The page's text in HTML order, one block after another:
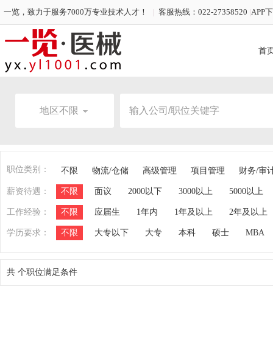
一览，致力于服务7000万专业技术人才！ | 客服热线：022-27358520 |APP
首
地区不限
职位类别： 不限 物流/仓储 高级管理 项目管理 财务/审
薪资待遇： 不限 面议 2000以下 3000以上 5000以上
工作经验： 不限 应届生 1年内 1年及以上 2年及以上
学历要求： 不限 大专以下 大专 本科 硕士 MBA
共 个职位满足条件